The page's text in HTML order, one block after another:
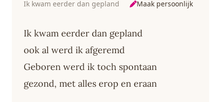
Ik kwam eerder dan gepland Maak persoonlijk
Ik kwam eerder dan gepland
ook al werd ik afgeremd
Geboren werd ik toch spontaan
gezond, met alles erop en eraan